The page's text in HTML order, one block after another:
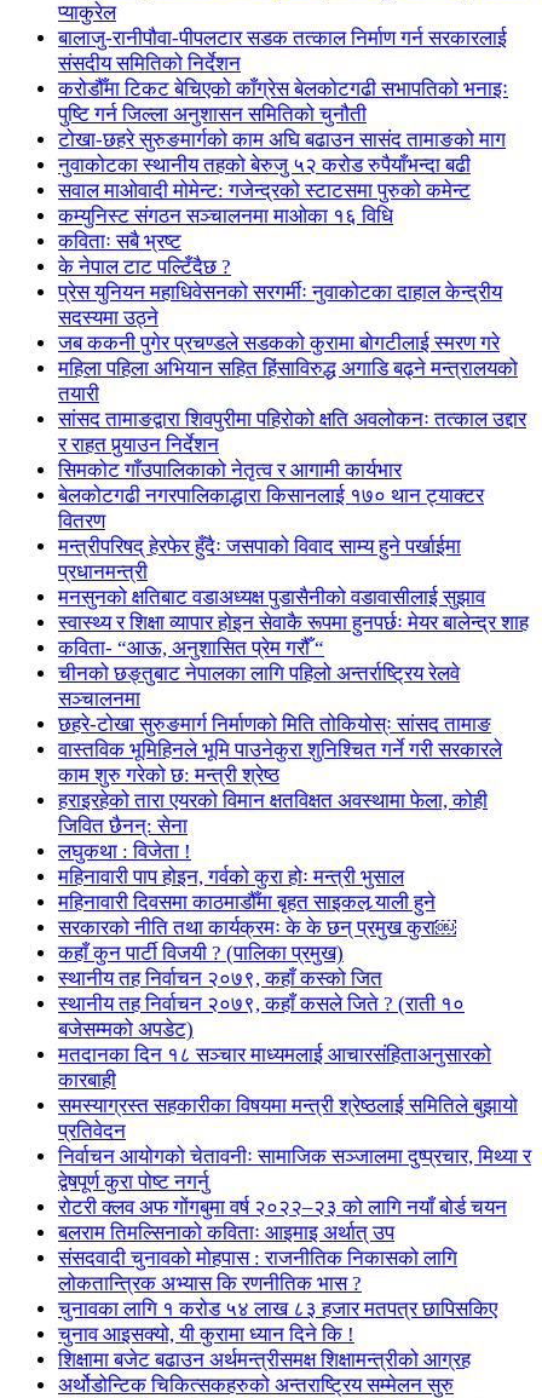
प्याकुरेल
बालाजु-रानीपौवा-पीपलटार सडक तत्काल निर्माण गर्न सरकारलाई
संसदीय समितिको निर्देशन
करोडौँमा टिकट बेचिएको काँग्रेस बेलकोटगढी सभापतिको भनाइः
पुष्टि गर्न जिल्ला अनुशासन समितिको चुनौती
टोखा-छहरे सुरुङमार्गको काम अघि बढाउन सासंद तामाङको माग
नुवाकोटका स्थानीय तहको बेरुजु ५२ करोड रुपैयाँभन्दा बढी
सवाल माओवादी मोमेन्ट: गजेन्द्रको स्टाटसमा पुरुको कमेन्ट
कम्युनिस्ट संगठन सञ्चालनमा माओका १६ विधि
कविताः सबै भ्रष्ट
के नेपाल टाट पल्टिँदैछ ?
प्रेस युनियन महाधिवेसनको सरगर्मीः नुवाकोटका दाहाल केन्द्रीय
सदस्यमा उठ्ने
जब ककनी पुगेर प्रचण्डले सडकको कुरामा बोगटीलाई स्मरण गरे
महिला पहिला अभियान सहित हिंसाविरुद्ध अगाडि बढ्ने मन्त्रालयको
तयारी
सांसद तामाङद्वारा शिवपुरीमा पहिरोको क्षति अवलोकनः तत्काल उद्दार
र राहत पुर्‍याउन निर्देशन
सिमकोट गाँउपालिकाको नेतृत्व र आगामी कार्यभार
बेलकोटगढी नगरपालिकाद्धारा किसानलाई १७० थान ट्याक्टर
वितरण
मन्त्रीपरिषद् हेरफेर हुँदैः जसपाको विवाद साम्य हुने पर्खाईमा
प्रधानमन्त्री
मनसुनको क्षतिबाट वडाअध्यक्ष पुडासैनीको वडावासीलाई सुझाव
स्वास्थ्य र शिक्षा व्यापार होइन सेवाकै रूपमा हुनपर्छः मेयर बालेन्द्र शाह
कविता- “आऊ, अनुशासित प्रेम गरौँ “
चीनको छङ्तुबाट नेपालका लागि पहिलो अन्तर्राष्ट्रिय रेलवे
सञ्चालनमा
छहरे-टोखा सुरुङमार्ग निर्माणको मिति तोकियोस्ः सांसद तामाङ
वास्तविक भूमिहिनले भूमि पाउनेकुरा शुनिश्चित गर्ने गरी सरकारले
काम शुरु गरेको छ: मन्त्री श्रेष्ठ
हराइरहेको तारा एयरको विमान क्षतविक्षत अवस्थामा फेला, कोही
जिवित छैनन्: सेना
लघुकथा : विजेता !
महिनावारी पाप होइन, गर्वको कुरा होः मन्त्री भुसाल
महिनावारी दिवसमा काठमाडौँमा बृहत साइकल र्‍याली हुने
सरकारको नीति तथा कार्यक्रमः के के छन् प्रमुख कुरा￼
कहाँ कुन पार्टी विजयी ? (पालिका प्रमुख)
स्थानीय तह निर्वाचन २०७९, कहाँ कस्को जित
स्थानीय तह निर्वाचन २०७९, कहाँ कसले जिते ? (राती १०
बजेसम्मको अपडेट)
मतदानका दिन १८ सञ्चार माध्यमलाई आचारसंहिताअनुसारको
कारबाही
समस्याग्रस्त सहकारीका विषयमा मन्त्री श्रेष्ठलाई समितिले बुझायो
प्रतिवेदन
निर्वाचन आयोगको चेतावनीः सामाजिक सञ्जालमा दुष्प्रचार, मिथ्या र
द्वेषपूर्ण कुरा पोष्ट नगर्नु
रोटरी क्लव अफ गोंगबुमा वर्ष २०२२–२३ को लागि नयाँ बोर्ड चयन
बलराम तिमल्सिनाको कविताः आइमाइ अर्थात् उप
संसदवादी चुनावको मोहपास : राजनीतिक निकासको लागि
लोकतान्त्रिक अभ्यास कि रणनीतिक भास ?
चुनावका लागि १ करोड ५४ लाख ८३ हजार मतपत्र छापिसकिए
चुनाव आइसक्यो, यी कुरामा ध्यान दिने कि !
शिक्षामा बजेट बढाउन अर्थमन्त्रीसमक्ष शिक्षामन्त्रीको आग्रह
अर्थोडोन्टिक चिकित्सकहरुको अन्तराष्ट्रिय सम्मेलन सुरु